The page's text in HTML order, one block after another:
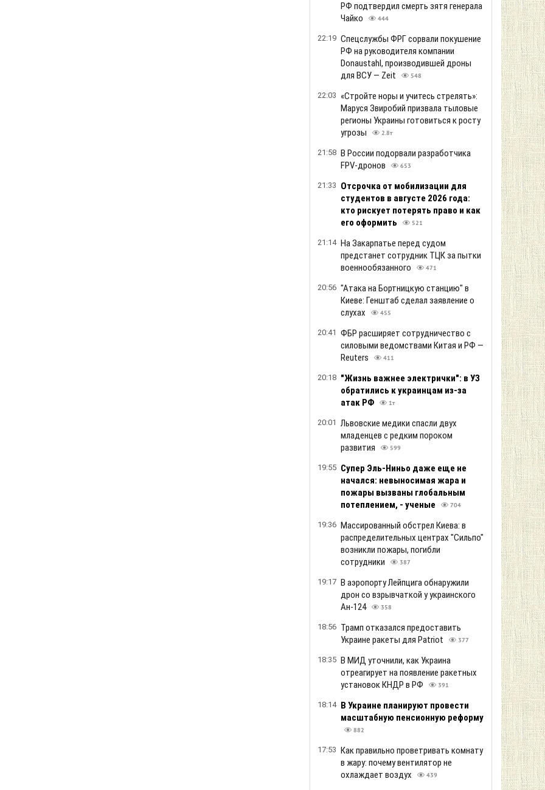
РФ подтвердил смерть зятя генерала
Чайко
444
22:19 Спецслужбы ФРГ сорвали покушение
РФ на руководителя компании
Donaustahl, производившей дроны
для ВСУ — Zeit
548
22:03 «Стройте норы и учитесь стрелять»:
Маруся Звиробий призвала тыловые
регионы Украины готовиться к росту
угрозы
2.8т
21:58 В России подорвали разработчика
FPV-дронов
653
21:33 Отсрочка от мобилизации для
студентов в августе 2026 года:
кто рискует потерять право и как
его оформить
521
21:14 На Закарпатье перед судом
предстанет сотрудник ТЦК за пытки
военнообязанного
471
20:56 "Атака на Бортницкую станцию" в
Киеве: Генштаб сделал заявление о
слухах
455
20:41 ФБР расширяет сотрудничество с
силовыми ведомствами Китая и РФ —
Reuters
411
20:18 "Жизнь важнее электрички": в УЗ
обратились к украинцам из-за
атак РФ
1т
20:01 Львовские медики спасли двух
младенцев с редким пороком
развития
599
19:55 Супер Эль-Ниньо даже еще не
начался: невыносимая жара и
пожары вызваны глобальным
потеплением, - ученые
704
19:36 Массированный обстрел Киева: в
распределительных центрах "Сильпо"
возникли пожары, погибли
сотрудники
387
19:17 В аэропорту Лейпцига обнаружили
дрон со взрывчаткой у украинского
Ан-124
358
18:56 Трамп отказался предоставить
Украине ракеты для Patriot
377
18:35 В МИД уточнили, как Украина
отреагирует на появление ракетных
установок КНДР в РФ
391
18:14 В Украине планируют провести
масштабную пенсионную реформу
882
17:53 Как правильно проветривать комнату
в жару: почему вентилятор не
охлаждает воздух
439